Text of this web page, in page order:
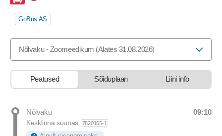
GoBus AS
Nõlvaku - Zoomeedikum (Alates 31.08.2026)
Peatused Sõiduplaan Liini info
Nõlvaku Departure
09:10
Kesklinna suunas 7820165-1